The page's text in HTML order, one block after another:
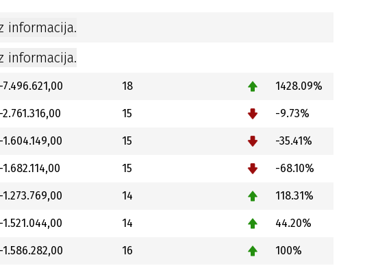
informacija.
informacija.
-7.496.621,00 18 1428.09%
-2.761.316,00 15 -9.73%
-1.604.149,00 15 -35.41%
-1.682.114,00 15 -68.10%
-1.273.769,00 14 118.31%
-1.521.044,00 14 44.20%
-1.586.282,00 16 100%